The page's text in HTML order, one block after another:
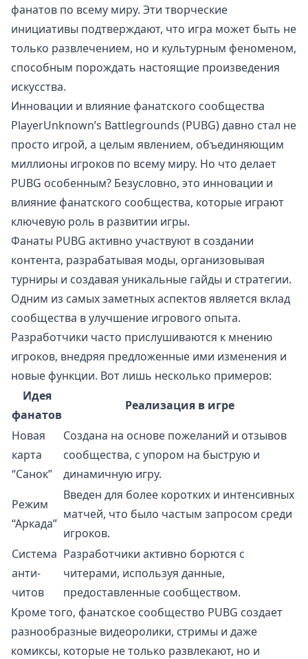
фанатов по всему миру. Эти творческие
инициативы подтверждают, что игра может быть не
только развлечением, но и культурным феноменом,
способным порождать настоящие произведения
искусства.
Инновации и влияние фанатского сообщества
PlayerUnknown’s Battlegrounds (PUBG) давно стал не
просто игрой, а целым явлением, объединяющим
миллионы игроков по всему миру. Но что делает
PUBG особенным? Безусловно, это инновации и
влияние фанатского сообщества, которые играют
ключевую роль в развитии игры.
Фанаты PUBG активно участвуют в создании
контента, разрабатывая моды, организовывая
турниры и создавая уникальные гайды и стратегии.
Одним из самых заметных аспектов является вклад
сообщества в улучшение игрового опыта.
Разработчики часто прислушиваются к мнению
игроков, внедряя предложенные ими изменения и
новые функции. Вот лишь несколько примеров:
Идея
фанатов
Реализация в игре
Новая
карта
“Санок”
Создана на основе пожеланий и отзывов
сообщества, с упором на быструю и
динамичную игру.
Режим
“Аркада”
Введен для более коротких и интенсивных
матчей, что было частым запросом среди
игроков.
Система
анти-
читов
Разработчики активно борются с
читерами, используя данные,
предоставленные сообществом.
Кроме того, фанатское сообщество PUBG создает
разнообразные видеоролики, стримы и даже
комиксы, которые не только развлекают, но и